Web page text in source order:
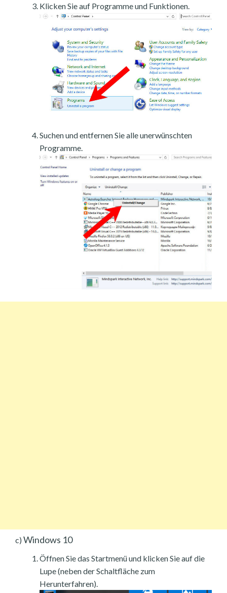
Klicken Sie auf Programme und Funktionen.
Suchen und entfernen Sie alle unerwünschten
Programme.
c) Windows 10
Öffnen Sie das Startmenü und klicken Sie auf die
Lupe (neben der Schaltfläche zum
Herunterfahren).